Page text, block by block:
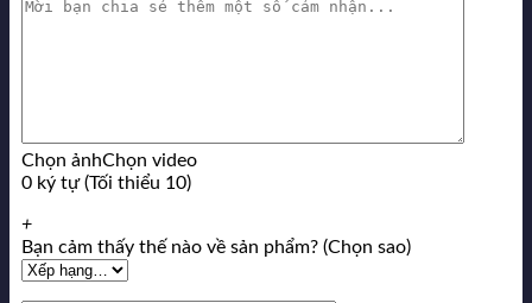
Chọn ảnhChọn video
0 ký tự (Tối thiểu 10)
+
Bạn cảm thấy thế nào về sản phẩm? (Chọn sao)